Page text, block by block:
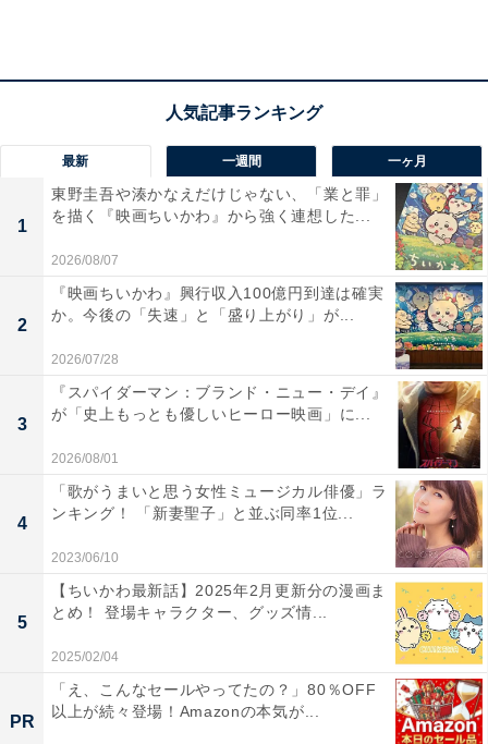
第2位：山田裕貴（9.5％）
最新 一週間 一ヶ月
1
東野圭吾や湊かなえだけじゃない、「業と罪」
を描く『映画ちいかわ』から強く連想した...
2026/08/07
2
『映画ちいかわ』興行収入100億円到達は確実
か。今後の「失速」と「盛り上がり」が...
2026/07/28
3
『スパイダーマン：ブランド・ニュー・デイ』
が「史上もっとも優しいヒーロー映画」に...
2026/08/01
4
「歌がうまいと思う女性ミュージカル俳優」ラ
ンキング！ 「新妻聖子」と並ぶ同率1位...
2023/06/10
5
【ちいかわ最新話】2025年2月更新分の漫画ま
とめ！ 登場キャラクター、グッズ情...
2025/02/04
PR
「え、こんなセールやってたの？」80％OFF
以上が続々登場！Amazonの本気が...